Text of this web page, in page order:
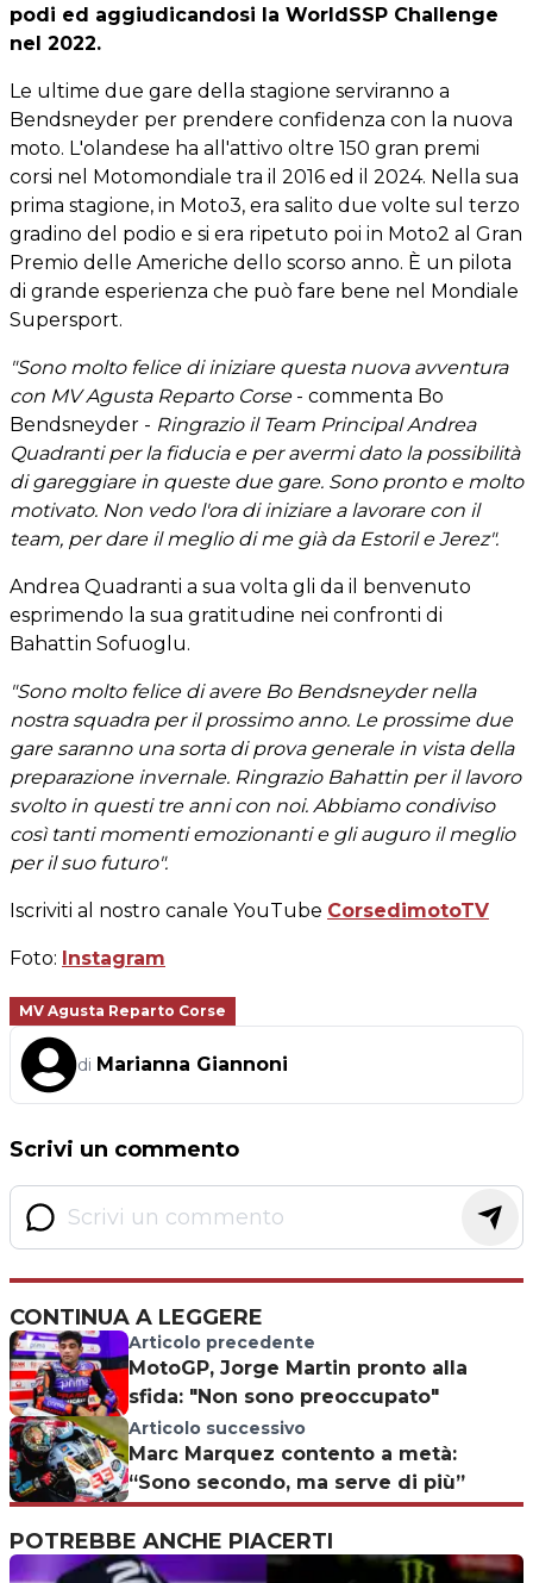
podi ed aggiudicandosi la WorldSSP Challenge
nel 2022.
Le ultime due gare della stagione serviranno a
Bendsneyder per prendere confidenza con la nuova
moto. L'olandese ha all'attivo oltre 150 gran premi
corsi nel Motomondiale tra il 2016 ed il 2024. Nella sua
prima stagione, in Moto3, era salito due volte sul terzo
gradino del podio e si era ripetuto poi in Moto2 al Gran
Premio delle Americhe dello scorso anno. È un pilota
di grande esperienza che può fare bene nel Mondiale
Supersport.
"Sono molto felice di iniziare questa nuova avventura
con MV Agusta Reparto Corse- commenta Bo
Bendsneyder - Ringrazio il Team Principal Andrea
Quadranti per la fiducia e per avermi dato la possibilità
di gareggiare in queste due gare. Sono pronto e molto
motivato. Non vedo l'ora di iniziare a lavorare con il
team, per dare il meglio di me già da Estoril e Jerez".
Andrea Quadranti a sua volta gli da il benvenuto
esprimendo la sua gratitudine nei confronti di
Bahattin Sofuoglu.
"Sono molto felice di avere Bo Bendsneyder nella
nostra squadra per il prossimo anno. Le prossime due
gare saranno una sorta di prova generale in vista della
preparazione invernale. Ringrazio Bahattin per il lavoro
svolto in questi tre anni con noi. Abbiamo condiviso
così tanti momenti emozionanti e gli auguro il meglio
per il suo futuro".
Iscriviti al nostro canale YouTube CorsedimotoTV
Foto: Instagram
MV Agusta Reparto Corse
di Marianna Giannoni
Scrivi un commento
CONTINUA A LEGGERE
Articolo precedente
MotoGP, Jorge Martin pronto alla
sfida: "Non sono preoccupato"
Articolo successivo
Marc Marquez contento a metà:
“Sono secondo, ma serve di più”
POTREBBE ANCHE PIACERTI